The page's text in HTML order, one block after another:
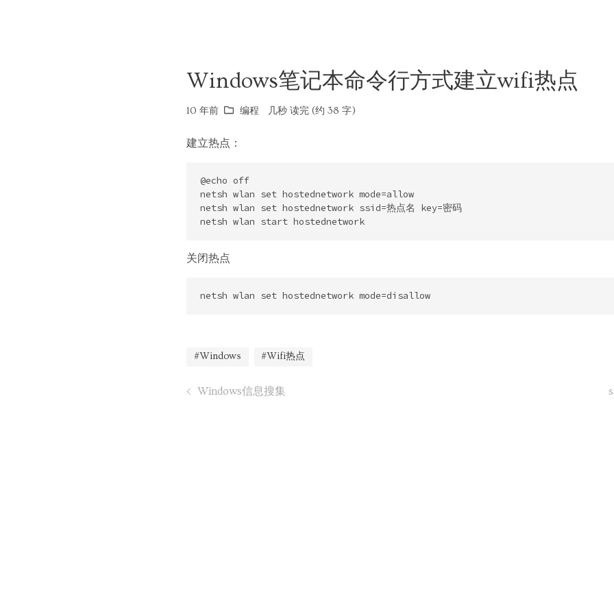
Windows笔记本命令行方式建立wifi热点
10 年前 编程 几秒 读完 (约 38 字)
建立热点：
@echo off
netsh wlan set hostednetwork mode=allow
netsh wlan set hostednetwork ssid=热点名 key=密码
关闭热点
#Windows #Wifi热点
Windows信息搜集